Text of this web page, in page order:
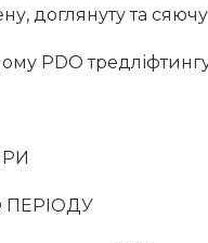
доглянуту та сяючу
PDO
ПЕРІОДУ